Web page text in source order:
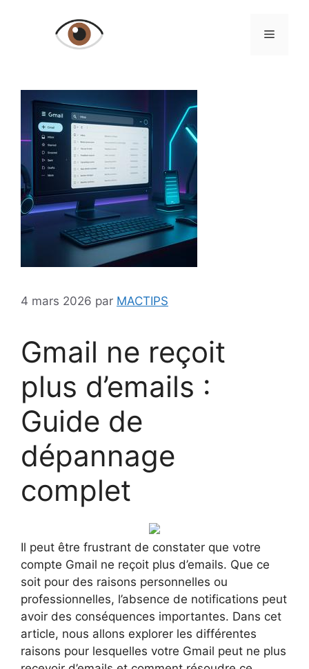
Menu
4 mars 2026 par MACTIPS
Gmail ne reçoit
plus d’emails :
Guide de
dépannage
complet
Il peut être frustrant de constater que votre
compte Gmail ne reçoit plus d’emails. Que ce
soit pour des raisons personnelles ou
professionnelles, l’absence de notifications peut
avoir des conséquences importantes. Dans cet
article, nous allons explorer les différentes
raisons pour lesquelles votre Gmail peut ne plus